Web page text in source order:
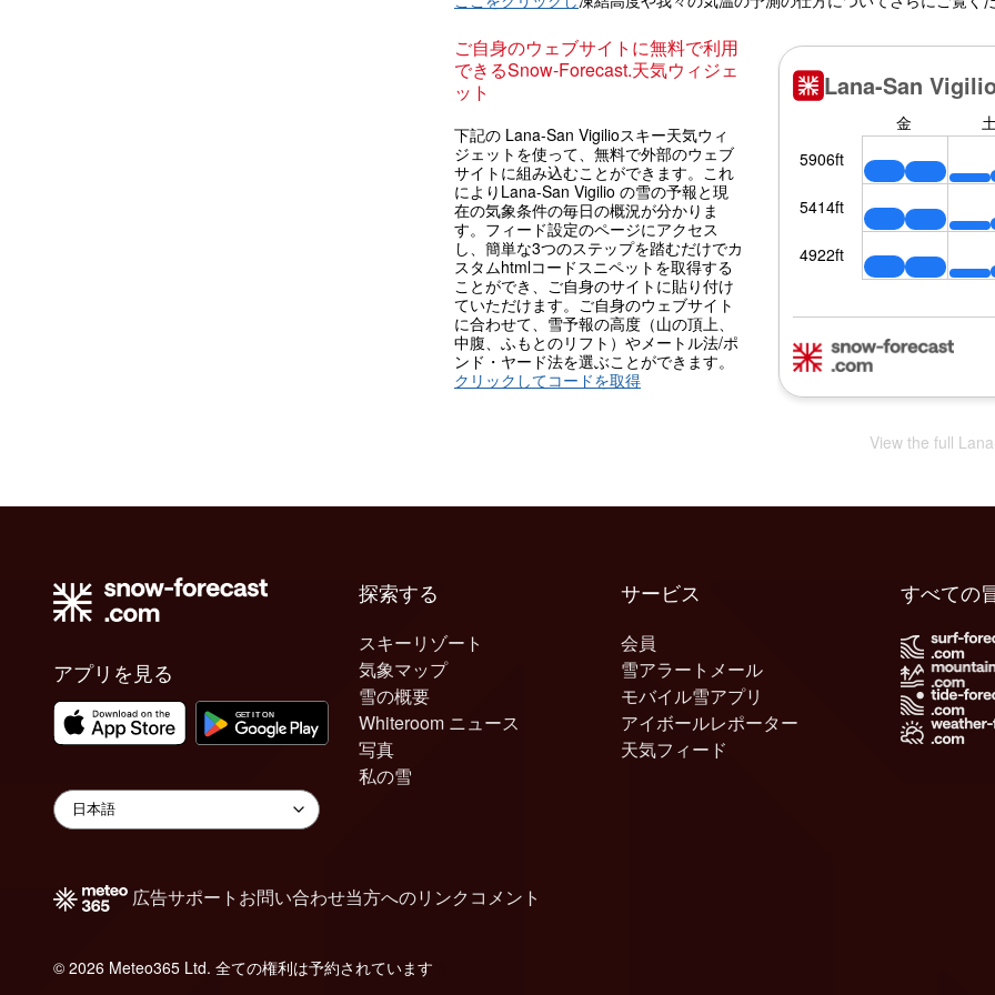
ご自身のウェブサイトに無料で利用
できるSnow-Forecast.天気ウィジェ
ット
下記の Lana-San Vigilioスキー天気ウィ
ジェットを使って、無料で外部のウェブ
サイトに組み込むことができます。これ
によりLana-San Vigilio の雪の予報と現
在の気象条件の毎日の概況が分かりま
す。フィード設定のページにアクセス
し、簡単な3つのステップを踏むだけでカ
スタムhtmlコードスニペットを取得する
ことができ、ご自身のサイトに貼り付け
ていただけます。ご自身のウェブサイト
に合わせて、雪予報の高度（山の頂上、
中腹、ふもとのリフト）やメートル法/ポ
ンド・ヤード法を選ぶことができます。
クリックしてコードを取得
View the full
アプリを見る
探索する
スキーリゾート
気象マップ
雪の概要
Whiteroom ニュース
写真
私の雪
サービス
会員
雪アラートメール
モバイル雪アプリ
アイボールレポーター
天気フィード
すべての
広告サポート お問い合わせ当方へのリンク コメント
© 2026 Meteo365 Ltd. 全ての権利は予約されています